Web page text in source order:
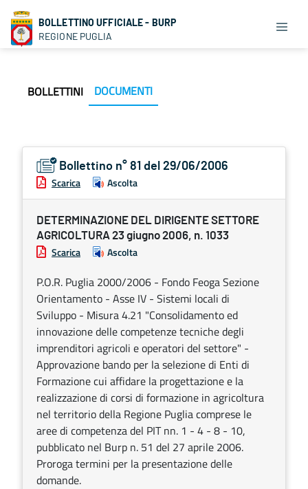
BOLLETTINO UFFICIALE - BURP
REGIONE PUGLIA
BOLLETTINI DOCUMENTI
Bollettino n° 81 del 29/06/2006
Scarica Ascolta
DETERMINAZIONE DEL DIRIGENTE SETTORE
AGRICOLTURA 23 giugno 2006, n. 1033
Scarica Ascolta
P.O.R. Puglia 2000/2006 - Fondo Feoga Sezione
Orientamento - Asse IV - Sistemi locali di
Sviluppo - Misura 4.21 "Consolidamento ed
innovazione delle competenze tecniche degli
imprenditori agricoli e operatori del settore" -
Approvazione bando per la selezione di Enti di
Formazione cui affidare la progettazione e la
realizzazione di corsi di formazione in agricoltura
nel territorio della Regione Puglia comprese le
aree di competenza del PIT nn. 1 - 4 - 8 - 10,
pubblicato nel Burp n. 51 del 27 aprile 2006.
Proroga termini per la presentazione delle
domande.